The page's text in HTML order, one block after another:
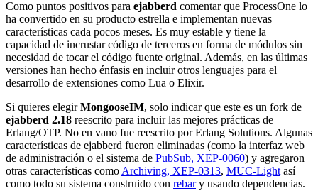
Como puntos positivos para ejabberd comentar que ProcessOne lo
ha convertido en su producto estrella e implementan nuevas
características cada pocos meses. Es muy estable y tiene la
capacidad de incrustar código de terceros en forma de módulos sin
necesidad de tocar el código fuente original. Además, en las últimas
versiones han hecho énfasis en incluir otros lenguajes para el
desarrollo de extensiones como Lua o Elixir.
Si quieres elegirMongooseIM, solo indicar que este es un fork de
ejabberd 2.18 reescrito para incluir las mejores prácticas de
Erlang/OTP. No en vano fue reescrito por Erlang Solutions. Algunas
características de ejabberd fueron eliminadas (como la interfaz web
de administración o el sistema de PubSub, XEP-0060) y agregaron
otras características como Archiving, XEP-0313, MUC-Light así
como todo su sistema construido con rebary usando dependencias.